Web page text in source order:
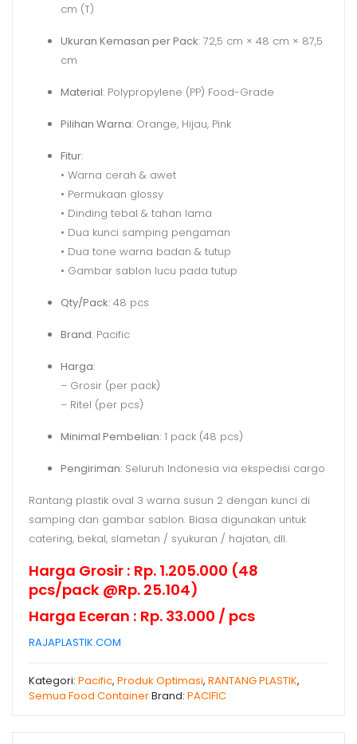
cm (T)
Ukuran Kemasan per Pack: 72,5 cm × 48 cm × 87,5
cm
Material: Polypropylene (PP) Food-Grade
Pilihan Warna: Orange, Hijau, Pink
Fitur:
• Warna cerah & awet
• Permukaan glossy
• Dinding tebal & tahan lama
• Dua kunci samping pengaman
• Dua tone warna badan & tutup
• Gambar sablon lucu pada tutup
Qty/Pack: 48 pcs
Brand: Pacific
Harga:
– Grosir (per pack)
– Ritel (per pcs)
Minimal Pembelian: 1 pack (48 pcs)
Pengiriman: Seluruh Indonesia via ekspedisi cargo
Rantang plastik oval 3 warna susun 2 dengan kunci di
samping dan gambar sablon. Biasa digunakan untuk
catering, bekal, slametan / syukuran / hajatan, dll.
Harga Grosir : Rp. 1.205.000 (48
pcs/pack @Rp. 25.104)
Harga Eceran : Rp. 33.000 / pcs
RAJAPLASTIK.COM
Kategori: Pacific, Produk Optimasi, RANTANG PLASTIK,
Semua Food ContainerBrand: PACIFIC